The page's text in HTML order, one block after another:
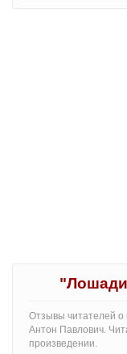
Отзывы читателей
Антон Павлович.
произведении.